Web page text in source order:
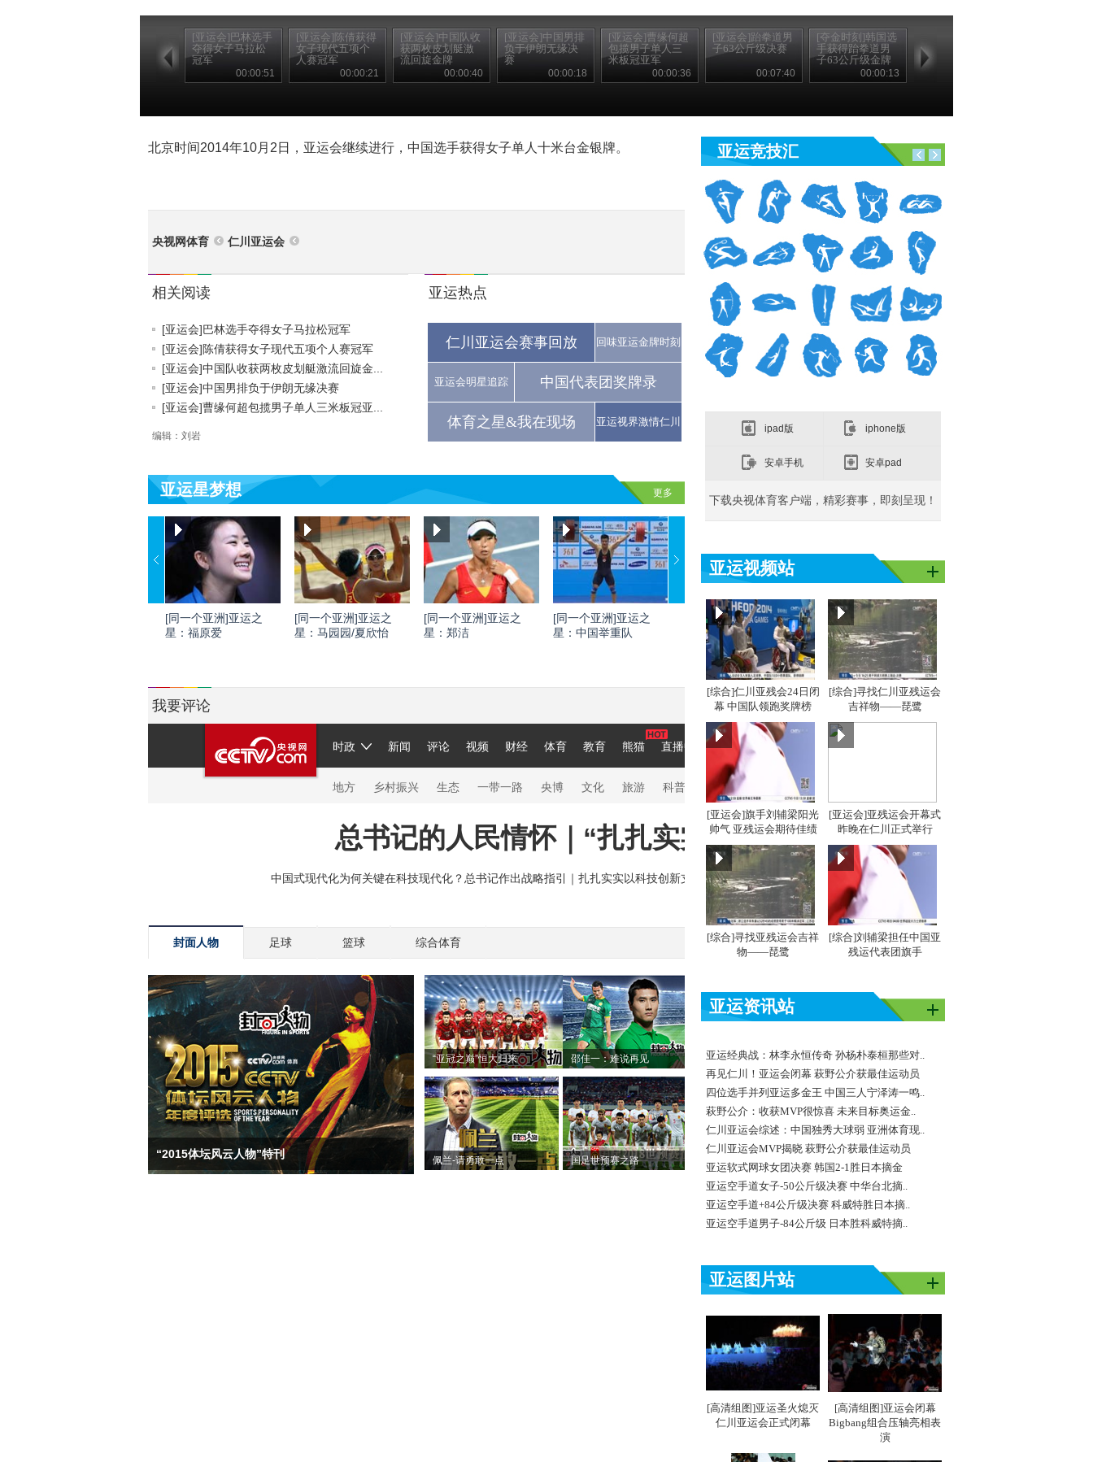
[亚运会]巴林选手
夺得女子马拉松
冠军
00:00:51
[亚运会]陈倩获得
女子现代五项个
人赛冠军
00:00:21
[亚运会]中国队收
获两枚皮划艇激
流回旋金牌
00:00:40
[亚运会]中国男排
负于伊朗无缘决
赛
00:00:18
[亚运会]曹缘何超
包揽男子单人三
米板冠亚军
00:00:36
[亚运会]跆拳道男
子63公斤级决赛
00:07:40
[夺金时刻]韩国选
手获得跆拳道男
子63公斤级金牌
00:00:13
北京时间2014年10月2日，亚运会继续进行，中国选手获得女子单人十米台金银牌。
央视网体育 仁川亚运会
相关阅读
[亚运会]巴林选手夺得女子马拉松冠军
[亚运会]陈倩获得女子现代五项个人赛冠军
[亚运会]中国队收获两枚皮划艇激流回旋金...
[亚运会]中国男排负于伊朗无缘决赛
[亚运会]曹缘何超包揽男子单人三米板冠亚...
编辑：刘岩
亚运热点
仁川亚运会赛事回放 回味亚运金牌时刻
亚运会明星追踪 中国代表团奖牌录
体育之星&我在现场 亚运视界激情仁川
亚运星梦想 更多
[同一个亚洲]亚运之
星：福原爱
[同一个亚洲]亚运之
星：马园园/夏欣怡
[同一个亚洲]亚运之
星：郑洁
[同一个亚洲]亚运之
星：中国举重队
[同一个亚洲]亚运之
星：刘灏
[同一个亚洲]亚运之
星：吴敏霞
我要评论
封面人物 足球 篮球 综合体育
“2015体坛风云人物”特刊
“亚冠之巅”恒大归来 邵佳一：难说再见
佩兰-请勇敢一点 国足世预赛之路
亚运竞技汇
ipad版 iphone版
安卓手机 安卓pad
下载央视体育客户端，精彩赛事，即刻呈现！
亚运视频站
[综合]仁川亚残会24日闭
幕 中国队领跑奖牌榜
[综合]寻找仁川亚残运会
吉祥物——琵鹭
[亚运会]旗手刘辅梁阳光
帅气 亚残运会期待佳绩
[亚运会]亚残运会开幕式
昨晚在仁川正式举行
[综合]寻找亚残运会吉祥
物——琵鹭
[综合]刘辅梁担任中国亚
残运代表团旗手
亚运资讯站
亚运经典战：林李永恒传奇 孙杨朴泰桓那些对..
再见仁川！亚运会闭幕 萩野公介获最佳运动员
四位选手并列亚运多金王 中国三人宁泽涛一鸣..
萩野公介：收获MVP很惊喜 未来目标奥运金..
仁川亚运会综述：中国独秀大球弱 亚洲体育现..
仁川亚运会MVP揭晓 萩野公介获最佳运动员
亚运软式网球女团决赛 韩国2-1胜日本摘金
亚运空手道女子-50公斤级决赛 中华台北摘..
亚运空手道+84公斤级决赛 科威特胜日本摘..
亚运空手道男子-84公斤级 日本胜科威特摘..
亚运图片站
[高清组图]亚运圣火熄灭
仁川亚运会正式闭幕
[高清组图]亚运会闭幕
Bigbang组合压轴亮相表
演